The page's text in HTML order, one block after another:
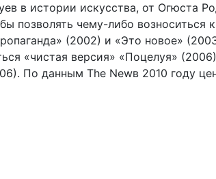
в истории искусства, от Огюста
позволять чему-либо возноситься к
(2002) и «Это новое»
«чистая версия» «Поцелуя»
По данным The Newв 2010 году